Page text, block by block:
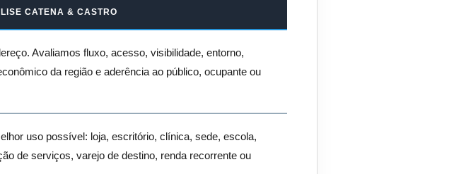
CATENA & CASTRO
Avaliamos fluxo, acesso, visibilidade, entorno,
da região e aderência ao público, ocupante ou
uso possível: loja, escritório, clínica, sede, escola,
de serviços, varejo de destino, renda recorrente ou